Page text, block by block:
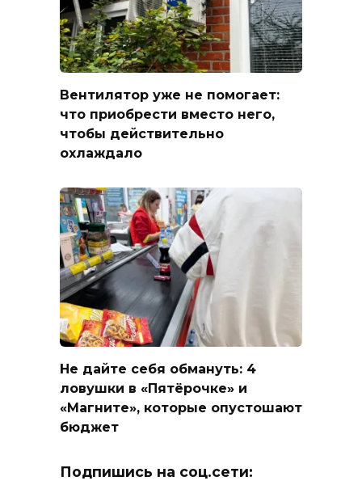
Вентилятор уже не помогает:
что приобрести вместо него,
чтобы действительно
охлаждало
Не дайте себя обмануть: 4
ловушки в «Пятёрочке» и
«Магните», которые опустошают
бюджет
Подпишись на соц.сети: